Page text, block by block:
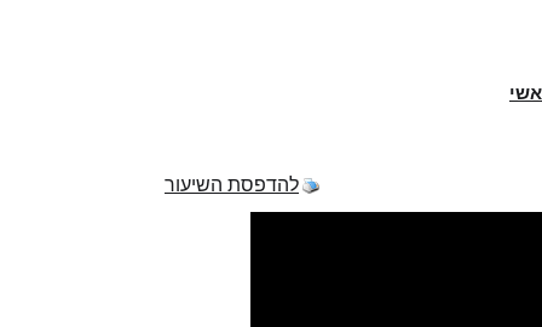
להדפסת השיעור